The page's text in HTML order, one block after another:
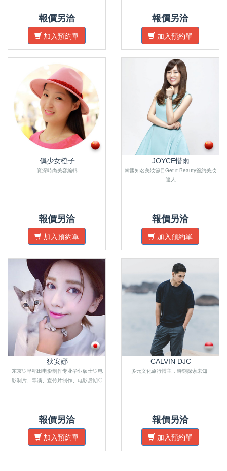
報價另洽
加入預約單
報價另洽
加入預約單
僞少女橙子
資深時尚美容編輯
報價另洽
加入預約單
JOYCE惜雨
韓國知名美妝節目Get it Beauty簽約美妝
達人
報價另洽
加入預約單
狄安娜
东京♡早稻田电影制作专业毕业硕士♡电
影制片、导演、宣传片制作、电影后期♡
報價另洽
加入預約單
CALVIN DJC
多元文化旅行博主，時刻探索未知
報價另洽
加入預約單